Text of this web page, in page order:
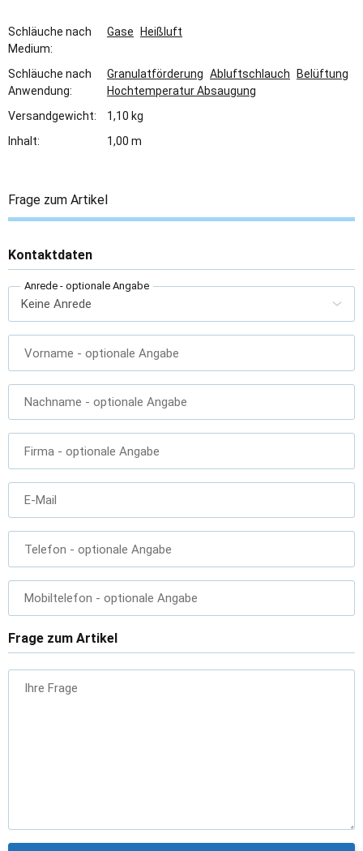
Schläuche nach
Medium:
Gase Heißluft
Schläuche nach
Anwendung:
Granulatförderung Abluftschlauch
Belüftung
Hochtemperatur Absaugung
Versandgewicht:
1,10 kg
Inhalt:
1,00 m
Frage zum Artikel
Kontaktdaten
Anrede - optionale Angabe
Vorname - optionale Angabe
Nachname - optionale Angabe
Firma - optionale Angabe
E-Mail
Telefon - optionale Angabe
Mobiltelefon - optionale Angabe
Frage zum Artikel
Ihre Frage